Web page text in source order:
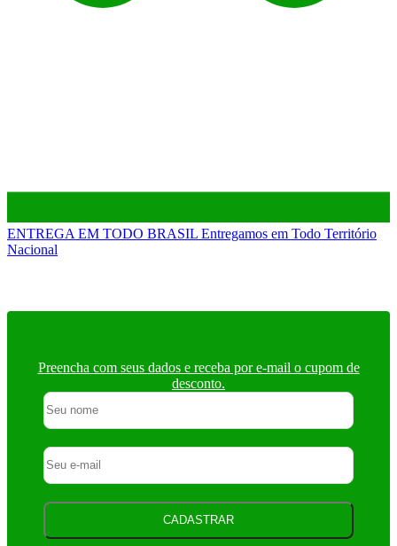
ENTREGA EM TODO BRASIL Entregamos em Todo Território
Nacional
Preencha com seus dados e receba por e-mail o cupom de
desconto.
CADASTRAR